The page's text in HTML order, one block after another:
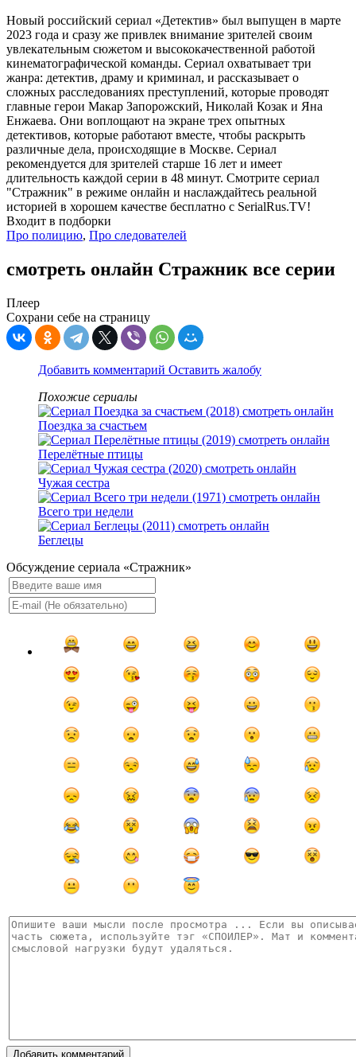
Новый российский сериал «Детектив» был выпущен в марте
2023 года и сразу же привлек внимание зрителей своим
увлекательным сюжетом и высококачественной работой
кинематографической команды. Сериал охватывает три
жанра: детектив, драму и криминал, и рассказывает о
сложных расследованиях преступлений, которые проводят
главные герои Макар Запорожский, Николай Козак и Яна
Енжаева. Они воплощают на экране трех опытных
детективов, которые работают вместе, чтобы раскрыть
различные дела, происходящие в Москве. Сериал
рекомендуется для зрителей старше 16 лет и имеет
длительность каждой серии в 48 минут. Смотрите сериал
"Стражник" в режиме онлайн и наслаждайтесь реальной
историей в хорошем качестве бесплатно с SerialRus.TV!
Входит в подборки
Про полицию, Про следователей
смотреть онлайн Стражник все серии
Плеер
Сохрани себе на страницу
Добавить комментарий Оставить жалобу
Похожие сериалы
Поездка за счастьем
Перелётные птицы
Чужая сестра
Всего три недели
Беглецы
Обсуждение сериала «Стражник»
Добавить комментарий